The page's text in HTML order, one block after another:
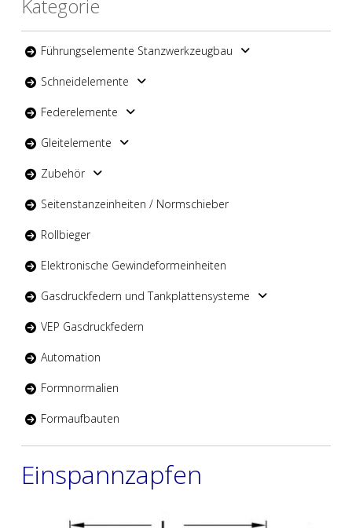
Kategorie
Führungselemente Stanzwerkzeugbau
Schneidelemente
Federelemente
Gleitelemente
Zubehör
Seitenstanzeinheiten / Normschieber
Rollbieger
Elektronische Gewindeformeinheiten
Gasdruckfedern und Tankplattensysteme
VEP Gasdruckfedern
Automation
Formnormalien
Formaufbauten
Einspannzapfen